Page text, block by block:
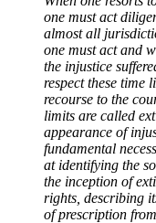
one must act
almost all
one must act and
the injustice
respect these time
recourse to the
limits are called
appearance of
fundamental
at identifying the
the inception of
rights, describing
of prescription